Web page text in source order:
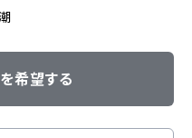
希望する